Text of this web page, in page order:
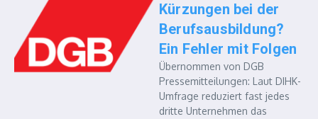
Kürzungen bei der
Berufsausbildung?
Ein Fehler mit Folgen
Übernommen von DGB
Pressemitteilungen: Laut DIHK-
Umfrage reduziert fast jedes
dritte Unternehmen das